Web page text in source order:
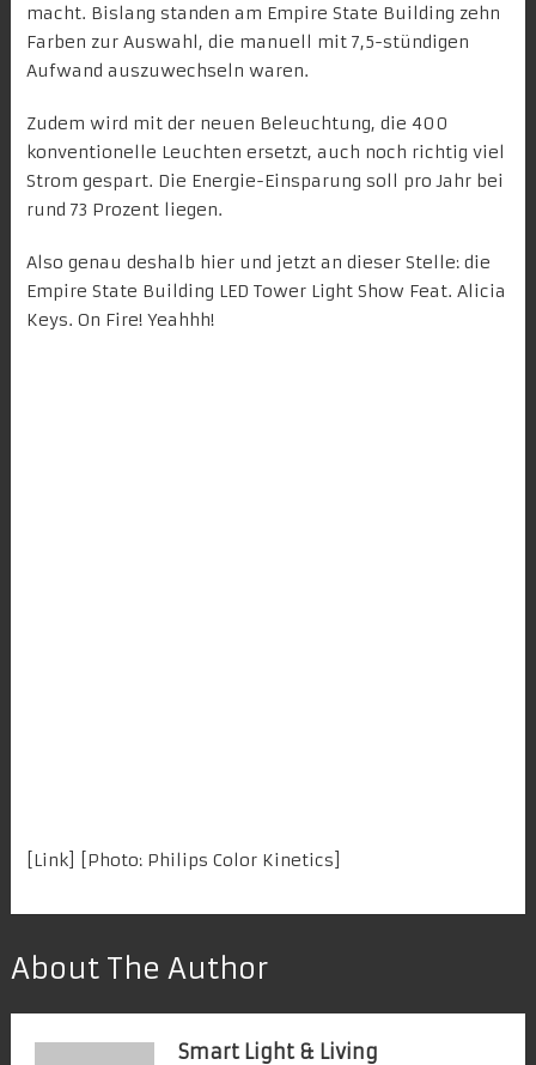
macht. Bislang standen am Empire State Building zehn
Farben zur Auswahl, die manuell mit 7,5-stündigen
Aufwand auszuwechseln waren.
Zudem wird mit der neuen Beleuchtung, die 400
konventionelle Leuchten ersetzt, auch noch richtig viel
Strom gespart. Die Energie-Einsparung soll pro Jahr bei
rund 73 Prozent liegen.
Also genau deshalb hier und jetzt an dieser Stelle: die
Empire State Building LED Tower Light Show Feat. Alicia
Keys. On Fire! Yeahhh!
Link] [Photo: Philips Color Kinetics
About The Author
Smart Light & Living